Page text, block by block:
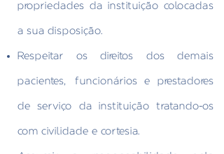
propriedades da instituição colocadas
a sua disposição.
Respeitar os direitos dos demais
pacientes, funcionários e prestadores
de serviço da instituição tratando-os
com civilidade e cortesia.